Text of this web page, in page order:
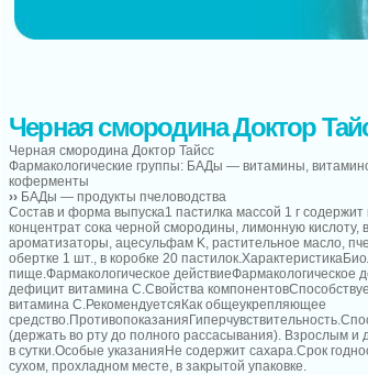
Черная смородина Доктор
Черная смородина Доктор Тайсс
Фармакологические группы: БАДы — витамины,
коферменты
›› БАДы — продукты пчеловодства
Состав и форма выпуска1 пастилка массой 1 г содержит
концентрат сока черной смородины, лимонную кислоту,
ароматизаторы, ацесульфам K, растительное масло,
обертке 1 шт., в коробке 20
пище.Фармакологическое действиеФармакологическое
дефицит витамина C.Свойства
витамина C.РекомендуетсяКак общеукрепляющее
(держать во рту до полного рассасывания). Взрослым и
в сутки.Особые указанияНе содержит сахара.Срок
сухом, прохладном месте, в закрытой упаковке.